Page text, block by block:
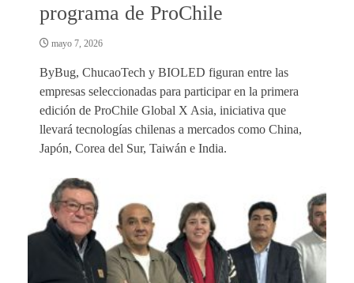
programa de ProChile
mayo 7, 2026
ByBug, ChucaoTech y BIOLED figuran entre las
empresas seleccionadas para participar en la primera
edición de ProChile Global X Asia, iniciativa que
llevará tecnologías chilenas a mercados como China,
Japón, Corea del Sur, Taiwán e India.